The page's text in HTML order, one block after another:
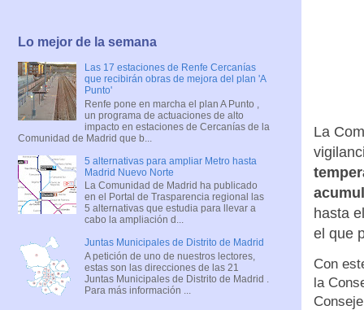
La
hasta
el que
Con
la
Lo mejor de la semana
Las 17 estaciones de Renfe Cercanías
que recibirán obras de mejora del plan 'A
Punto'
Renfe pone en marcha el plan A Punto ,
un programa de actuaciones de alto
impacto en estaciones de Cercanías de la
Comunidad de Madrid que b...
5 alternativas para ampliar Metro hasta
Madrid Nuevo Norte
La Comunidad de Madrid ha publicado
en el Portal de Trasparencia regional las
5 alternativas que estudia para llevar a
cabo la ampliación d...
Juntas Municipales de Distrito de Madrid
A petición de uno de nuestros lectores,
estas son las direcciones de las 21
Juntas Municipales de Distrito de Madrid .
Para más información ...